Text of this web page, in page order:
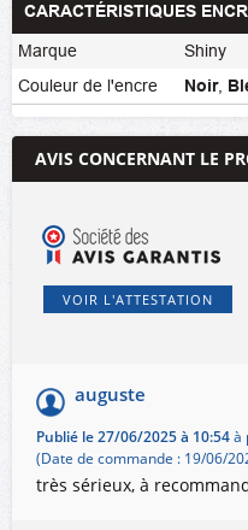
CARACTÉRISTIQUES
Marque
Shiny
Couleur de l'encre
Noir,
AVIS CONCERNANT LE
VOIR L'ATTESTATION
auguste
Publié le 27/06/2025 à 10:54à
(Date de commande : 19/06/
très sérieux, à